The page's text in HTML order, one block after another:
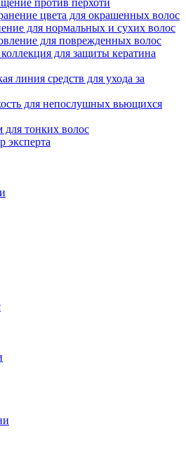
против перхоти
цвета для окрашенных волос
для нормальных и сухих волос
для поврежденных волос
для защиты кератина
линия средств для ухода за
для непослушных вьющихся
для тонких волос
эксперта